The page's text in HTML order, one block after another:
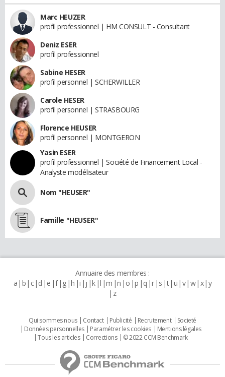
Marc HEUZER
profil professionnel | HM CONSULT - Consultant
Deniz ESER
profil professionnel
Sabine HESER
profil personnel | SCHERWILLER
Carole HESER
profil personnel | STRASBOURG
Florence HEUSER
profil personnel | MONTGERON
Yasin ESER
profil professionnel | Société de Financement Local -
Analyste modélisateur
Nom "HEUSER"
Famille "HEUSER"
Annuaire des membres :
a b c d e f g h i j k l m n o p q r s t u v w x y
z
Qui sommes nous Contact Publicité Recrutement
Societé
Données personnelles
Paramétrer les cookies
Mentions légales
Tous les articles
Corrections © 2022 CCM Benchmark